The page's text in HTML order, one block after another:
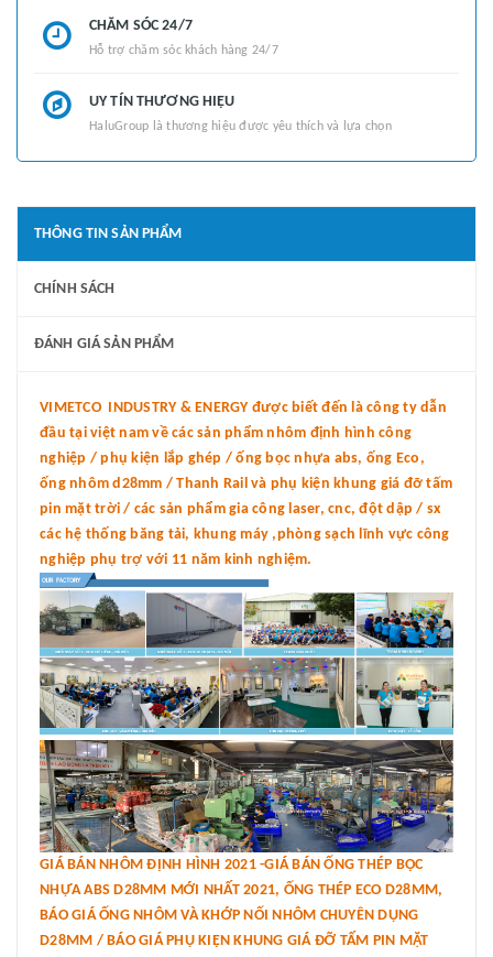
CHĂM SÓC 24/7
Hỗ trợ chăm sóc khách hàng 24/7
UY TÍN THƯƠNG HIỆU
HaluGroup là thương hiệu được yêu thích và lựa chọn
THÔNG TIN SẢN PHẨM
CHÍNH SÁCH
ĐÁNH GIÁ SẢN PHẨM
VIMETCO INDUSTRY & ENERGY được biết đến là công ty dẫn
đầu tại việt nam về các sản phẩm nhôm định hình công
nghiệp / phụ kiện lắp ghép / ống bọc nhựa abs, ống Eco,
ống nhôm d28mm / Thanh Rail và phụ kiện khung giá đỡ tấm
pin mặt trời / các sản phẩm gia công laser, cnc, đột dập / sx
các hệ thống băng tải, khung máy ,phòng sạch lĩnh vực công
nghiệp phụ trợ với 11 năm kinh nghiệm.
GIÁ BÁN NHÔM ĐỊNH HÌNH 2021 -GIÁ BÁN ỐNG THÉP BỌC
NHỰA ABS D28MM MỚI NHẤT 2021, ỐNG THÉP ECO D28MM,
BÁO GIÁ ỐNG NHÔM VÀ KHỚP NỐI NHÔM CHUYÊN DỤNG
D28MM / BÁO GIÁ PHỤ KIỆN KHUNG GIÁ ĐỠ TẤM PIN MẶT